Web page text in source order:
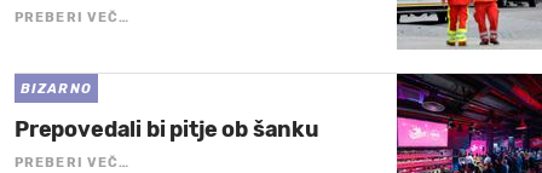
PREBERI VEČ…
BIZARNO
Prepovedali bi pitje ob šanku
PREBERI VEČ…